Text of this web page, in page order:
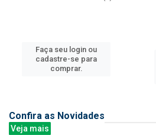
Faça seu login ou
cadastre-se para
comprar.
Confira as Novidades
Veja mais